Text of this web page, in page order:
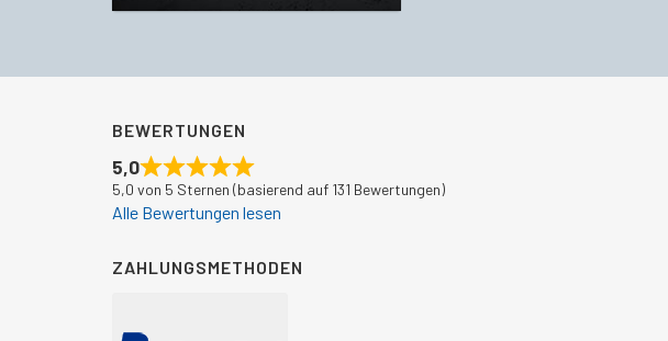
BEWERTUNGEN
5,0
5,0 von 5 Sternen (basierend auf 131 Bewertungen)
Alle Bewertungen lesen
ZAHLUNGSMETHODEN